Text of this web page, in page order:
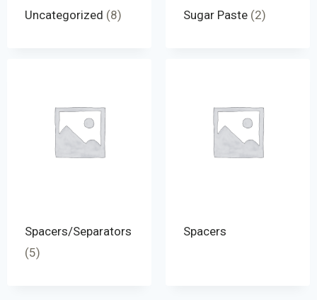
Uncategorized (8) Sugar Paste (2)
Spacers/Separators
(5)
Spacers